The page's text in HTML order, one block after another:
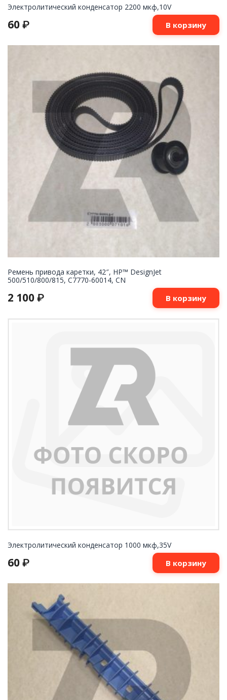
Электролитический конденсатор 2200 мкф,10V
60 ₽ В корзину
Ремень привода каретки, 42″, HP™ DesignJet
500/510/800/815, C7770-60014, CN
2 100 ₽ В корзину
Электролитический конденсатор 1000 мкф,35V
60 ₽ В корзину